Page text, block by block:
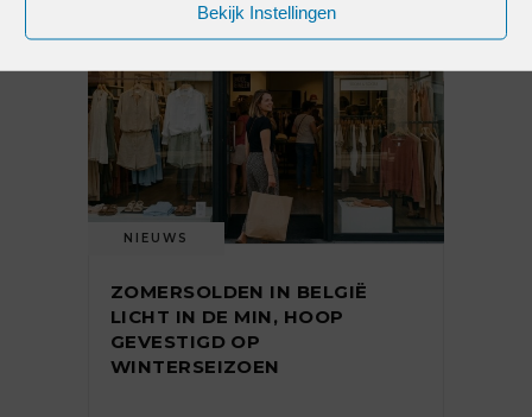
Bekijk Instellingen
NIEUWS
ZOMERSOLDEN IN BELGIË
LICHT IN DE MIN, HOOP
GEVESTIGD OP
WINTERSEIZOEN